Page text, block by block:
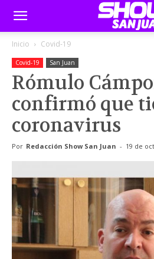
Inicio Covid-19
Covid-19 San Juan
Rómulo
confirmó que
coronavirus
Por Redacción Show San Juan - 19 de